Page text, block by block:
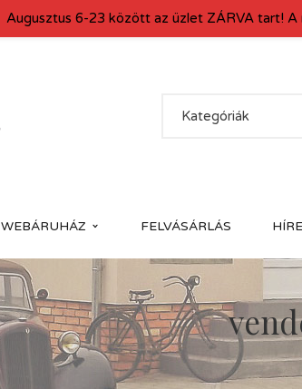
Kategóriák
WEBÁRUHÁZ FELVÁSÁRLÁS
Augusztus 6-23 között az üzlet ZÁRVA tart! A